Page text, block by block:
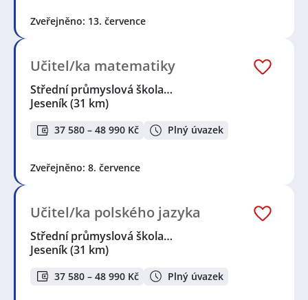
Zveřejněno: 13. července
Učitel/ka matematiky
Střední průmyslová škola…
Jeseník(31 km)
37 580 – 48 990 Kč Plný úvazek
Zveřejněno: 8. července
Učitel/ka polského jazyka
Střední průmyslová škola…
Jeseník(31 km)
37 580 – 48 990 Kč Plný úvazek